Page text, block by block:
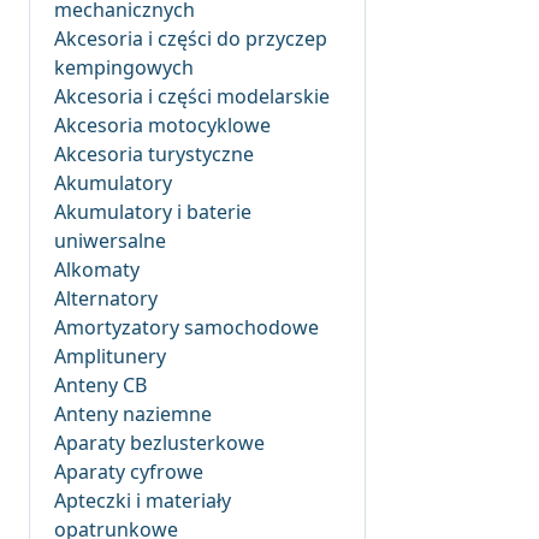
mechanicznych
Akcesoria i części do przyczep
kempingowych
Akcesoria i części modelarskie
Akcesoria motocyklowe
Akcesoria turystyczne
Akumulatory
Akumulatory i baterie
uniwersalne
Alkomaty
Alternatory
Amortyzatory samochodowe
Amplitunery
Anteny CB
Anteny naziemne
Aparaty bezlusterkowe
Aparaty cyfrowe
Apteczki i materiały
opatrunkowe